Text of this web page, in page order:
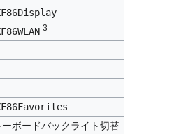
3
ーボードバックライト切替